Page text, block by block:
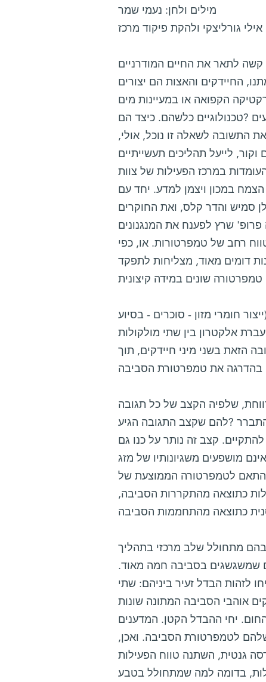
מילים ולחן: נעמי שמר
אילי גורליצקי ולהקת פיקוד מרכז
לתאר את החיים המודרניים
החיידקים והאצות הם יצורים
הקפואה או במעיינות מים
?טכנולוגיים כלשהם. כיצד הם
התשובה לשאלה זו נוכל, אולי,
לייעל תהליכים תעשייתיים
במרכז הפעילות של צוות
במכון ויצמן למדע. יחד עם
סמיש והדר קלס, ואת החוקרים
פרופ' שרץ לפענח את המנגנונים
רחב של טמפרטורות. או, כפי
דומים מאוד, מצליחות לתפקד
חומרי מזון - סוכרים - בסיוע
אלקטרון בין שתי מולקולות
הזאת בשני מיני חיידקים, תוך
שלפיה הקצב של כל תגובה
?להם שקצב התגובה הגיע
קצב זה נותר על כנו גם
מושפעים משגיונותיו של מזג
לטמפרטורה הממוצעת של
כתוצאה מהתקררות הסביבה,
מתחולל שלב מרכזי בתהליך
שמשגשגים בסביבה חמה מאוד.
לזהות הבדל זעיר ביניהם: שתי
אוהבי הסביבה המתונה שונות
יחי ההבדל הקטן. המדענים
לטמפרטורת הסביבה. ואכן,
גנטית, השתנה טווח הפעילות